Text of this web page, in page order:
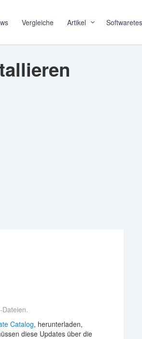
Vergleiche Artikel
Catalog, herunterladen,
diese Updates über die